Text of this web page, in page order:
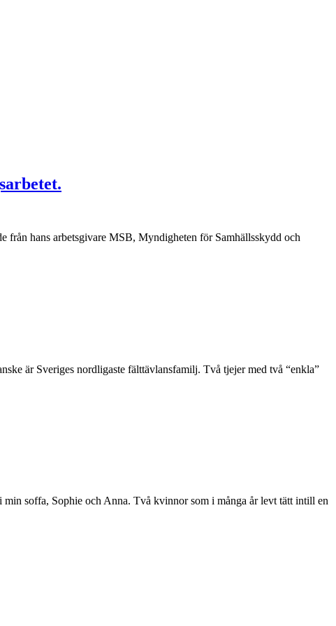
från hans arbetsgivare MSB, Myndigheten för Samhällsskydd och
är Sveriges nordligaste fälttävlansfamilj. Två tjejer med två “enkla”
soffa, Sophie och Anna. Två kvinnor som i många år levt tätt intill en